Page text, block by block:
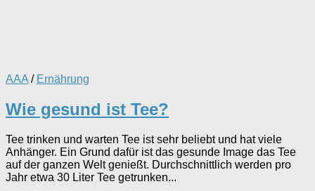
AAA / Ernährung
Wie gesund ist Tee?
Tee trinken und warten Tee ist sehr beliebt und hat viele
Anhänger. Ein Grund dafür ist das gesunde Image das Tee
auf der ganzen Welt genießt. Durchschnittlich werden pro
Jahr etwa 30 Liter Tee getrunken...